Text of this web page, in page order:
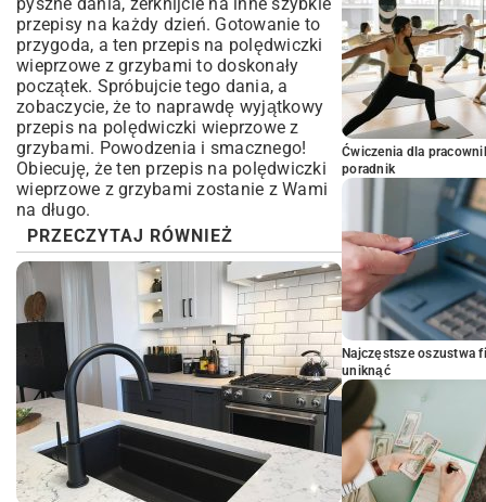
przepisy na każdy dzień. Gotowanie to
przygoda, a ten przepis na polędwiczki
wieprzowe z grzybami to doskonały
początek. Spróbujcie tego dania, a
zobaczycie, że to naprawdę wyjątkowy
przepis na polędwiczki wieprzowe z
grzybami. Powodzenia i smacznego!
Obiecuję, że ten przepis na polędwiczki
wieprzowe z grzybami zostanie z Wami
na długo.
PRZECZYTAJ RÓWNIEŻ
Ćwiczenia dla
poradnik
Najczęstsze oszustwa
uniknąć